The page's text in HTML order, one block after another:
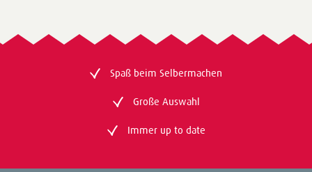
Spaß beim Selbermachen
Große Auswahl
Immer up to date